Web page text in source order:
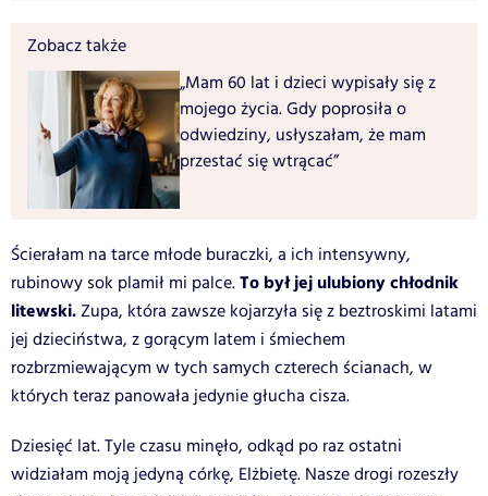
Zobacz także
„Mam 60 lat i dzieci wypisały się z
mojego życia. Gdy poprosiła o
odwiedziny, usłyszałam, że mam
przestać się wtrącać”
Ścierałam na tarce młode buraczki, a ich intensywny,
rubinowy sok plamił mi palce.To był jej ulubiony chłodnik
litewski.Zupa, która zawsze kojarzyła się z beztroskimi latami
jej dzieciństwa, z gorącym latem i śmiechem
rozbrzmiewającym w tych samych czterech ścianach, w
których teraz panowała jedynie głucha cisza.
Dziesięć lat. Tyle czasu minęło, odkąd po raz ostatni
widziałam moją jedyną córkę, Elżbietę. Nasze drogi rozeszły